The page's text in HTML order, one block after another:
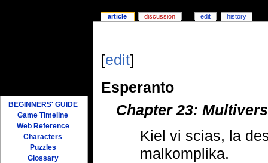
[edit]
Esperanto
Chapter 23:
Kiel vi scias, la
malkomplika.
article discussion edit history
BEGINNERS' GUIDE
Game Timeline
Web Reference
Characters
Puzzles
Glossary